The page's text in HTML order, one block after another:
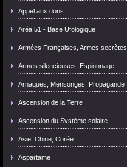
Appel aux dons
Aréa 51 - Base Ufologique
Armées Françaises, Armes secrètes
Armes silencieuses, Espionnage
Arnaques, Mensonges, Propagande
Ascension de la Terre
Ascension du Système solaire
Asie, Chine, Corée
Aspartame